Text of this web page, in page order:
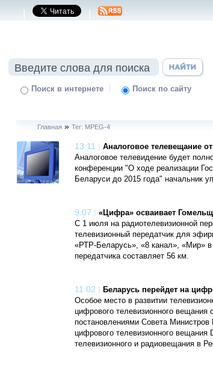
| |
Поиск в интернете | Поиск по сайту
Главная » Тег: MPEG-4
13.11 | Аналоговое телевещание
Аналоговое телевидение будет
конференции "О ходе реализации
Беларуси до 2015 года" начальник
9.07 | «Цифра» осваивает
С 1 июля на радиотелевизионной
телевизионный передатчик для
«РТР-Беларусь», «8 канал», «Мир» в
передатчика составляет 56 км.
11.02 | Беларусь перейдет на
Особое место в развитии
цифрового телевизионного
постановлениями Совета
цифрового телевизионного вещания
телевизионного и радиовещания в